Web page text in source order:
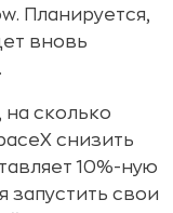
Планируется,
вновь
сколько
снизить
10%-ную
запустить свои